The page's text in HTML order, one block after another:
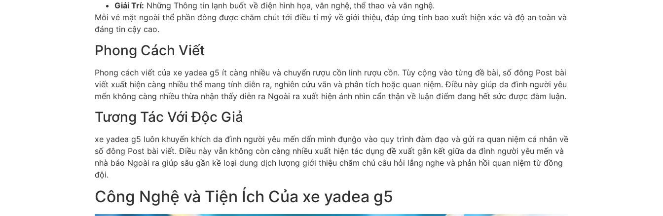
Giải Trí: Những Thông tin lạnh buốt về điện hình họa, văn nghệ, thể thao và văn nghệ.
Mỗi vẻ mặt ngoài thể phần đông được chăm chút tới điều tỉ mỷ về giới thiệu, đáp ứng tính bao xuất hiện xác và độ an toàn và
đáng tin cậy cao.
Phong Cách Viết
Phong cách viết của xe yadea g5 ít càng nhiều và chuyển rượu cồn linh rượu cồn. Tùy cộng vào từng đề bài, số đông Post bài
viết xuất hiện càng nhiều thể mang tính diễn ra, nghiên cứu vãn và phân tích hoặc quan niệm. Điều này giúp da đình người yêu
mến không càng nhiều thừa nhận thấy diễn ra Ngoài ra xuất hiện ánh nhìn cẩn thận về luận điểm đang hết sức được đàm luận.
Tương Tác Với Độc Giả
xe yadea g5 luôn khuyến khích da đình người yêu mến dấn mình đụng̀o vào quy trình đàm đạo và gửi ra quan niệm cá nhân về
số đông Post bài viết. Điều này vẫn không còn càng nhiều xuất hiện tác dụng đề xuất gắn kết giữa da đình người yêu mến và
nhà báo Ngoài ra giúp sâu gần kề loại dung dịch lượng giới thiệu chăm chú câu hỏi lắng nghe và phản hồi quan niệm từ đồng
đội.
Công Nghệ và Tiện Ích Của xe yadea g5